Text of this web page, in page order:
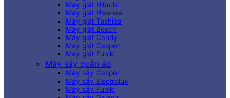
Máy giặt Hitachi
Máy giặt Hisense
Máy giặt Toshiba
Máy giặt Bosch
Máy giặt Candy
Máy giặt Casper
Máy giặt Funiki
Máy sấy quần áo
Máy sấy Casper
Máy sấy Electrolux
Máy sấy Funiki